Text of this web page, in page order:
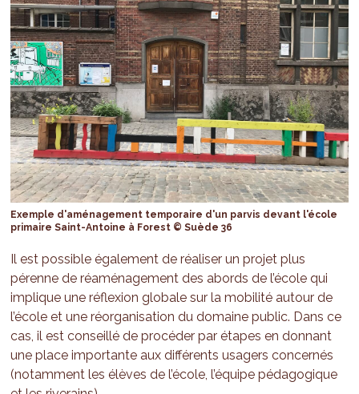
Exemple d'aménagement temporaire d'un parvis devant l'école
primaire Saint-Antoine à Forest © Suède 36
Il est possible également de réaliser un projet plus
pérenne de réaménagement des abords de l’école qui
implique une réflexion globale sur la mobilité autour de
l’école et une réorganisation du domaine public. Dans ce
cas, il est conseillé de procéder par étapes en donnant
une place importante aux différents usagers concernés
(notamment les élèves de l’école, l’équipe pédagogique